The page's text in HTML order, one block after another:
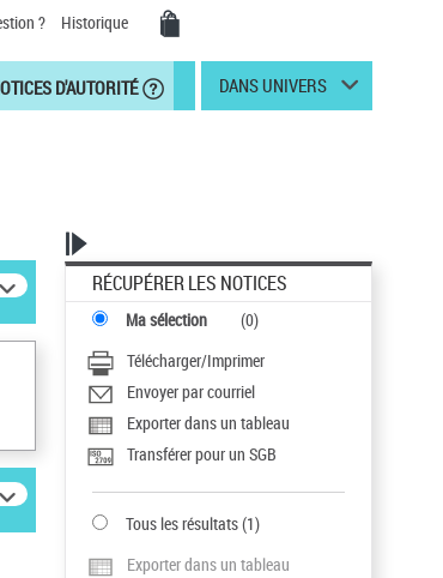
? Historique
D'AUTORITÉ DANS UNIVERS
RÉCUPÉRER LES NOTICES
Ma sélection (0)
Télécharger/Imprimer
Envoyer par courriel
Exporter dans un tableau
Transférer pour un SGB
Tous les résultats(1)
Exporter dans un tableau